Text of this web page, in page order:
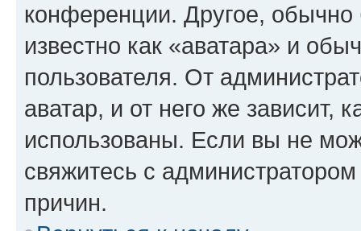
конференции. Другое,
известно как «аватара» и
пользователя. От
аватар, и от него же зависит,
использованы. Если вы не
свяжитесь с
причин.